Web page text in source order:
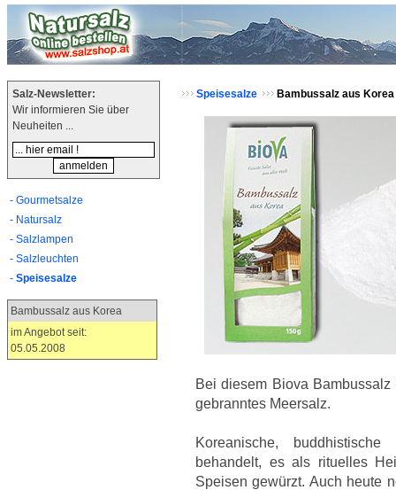
Salz-Newsletter:
Wir informieren Sie über
Neuheiten ...
- Gourmetsalze
- Natursalz
- Salzlampen
- Salzleuchten
- Speisesalze
Bambussalz aus Korea
im Angebot seit:
05.05.2008
Speisesalze Bambussalz aus
Bei diesem Biova
gebranntes Meersalz.
Koreanische,
behandelt, es als rituelles
Speisen gewürzt. Auch heute